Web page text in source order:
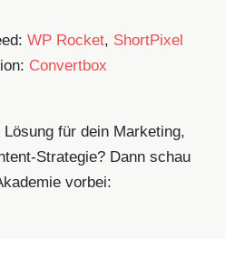
WP Rocket, ShortPixel
Convertbox
für dein Marketing,
Strategie? Dann schau
vorbei: